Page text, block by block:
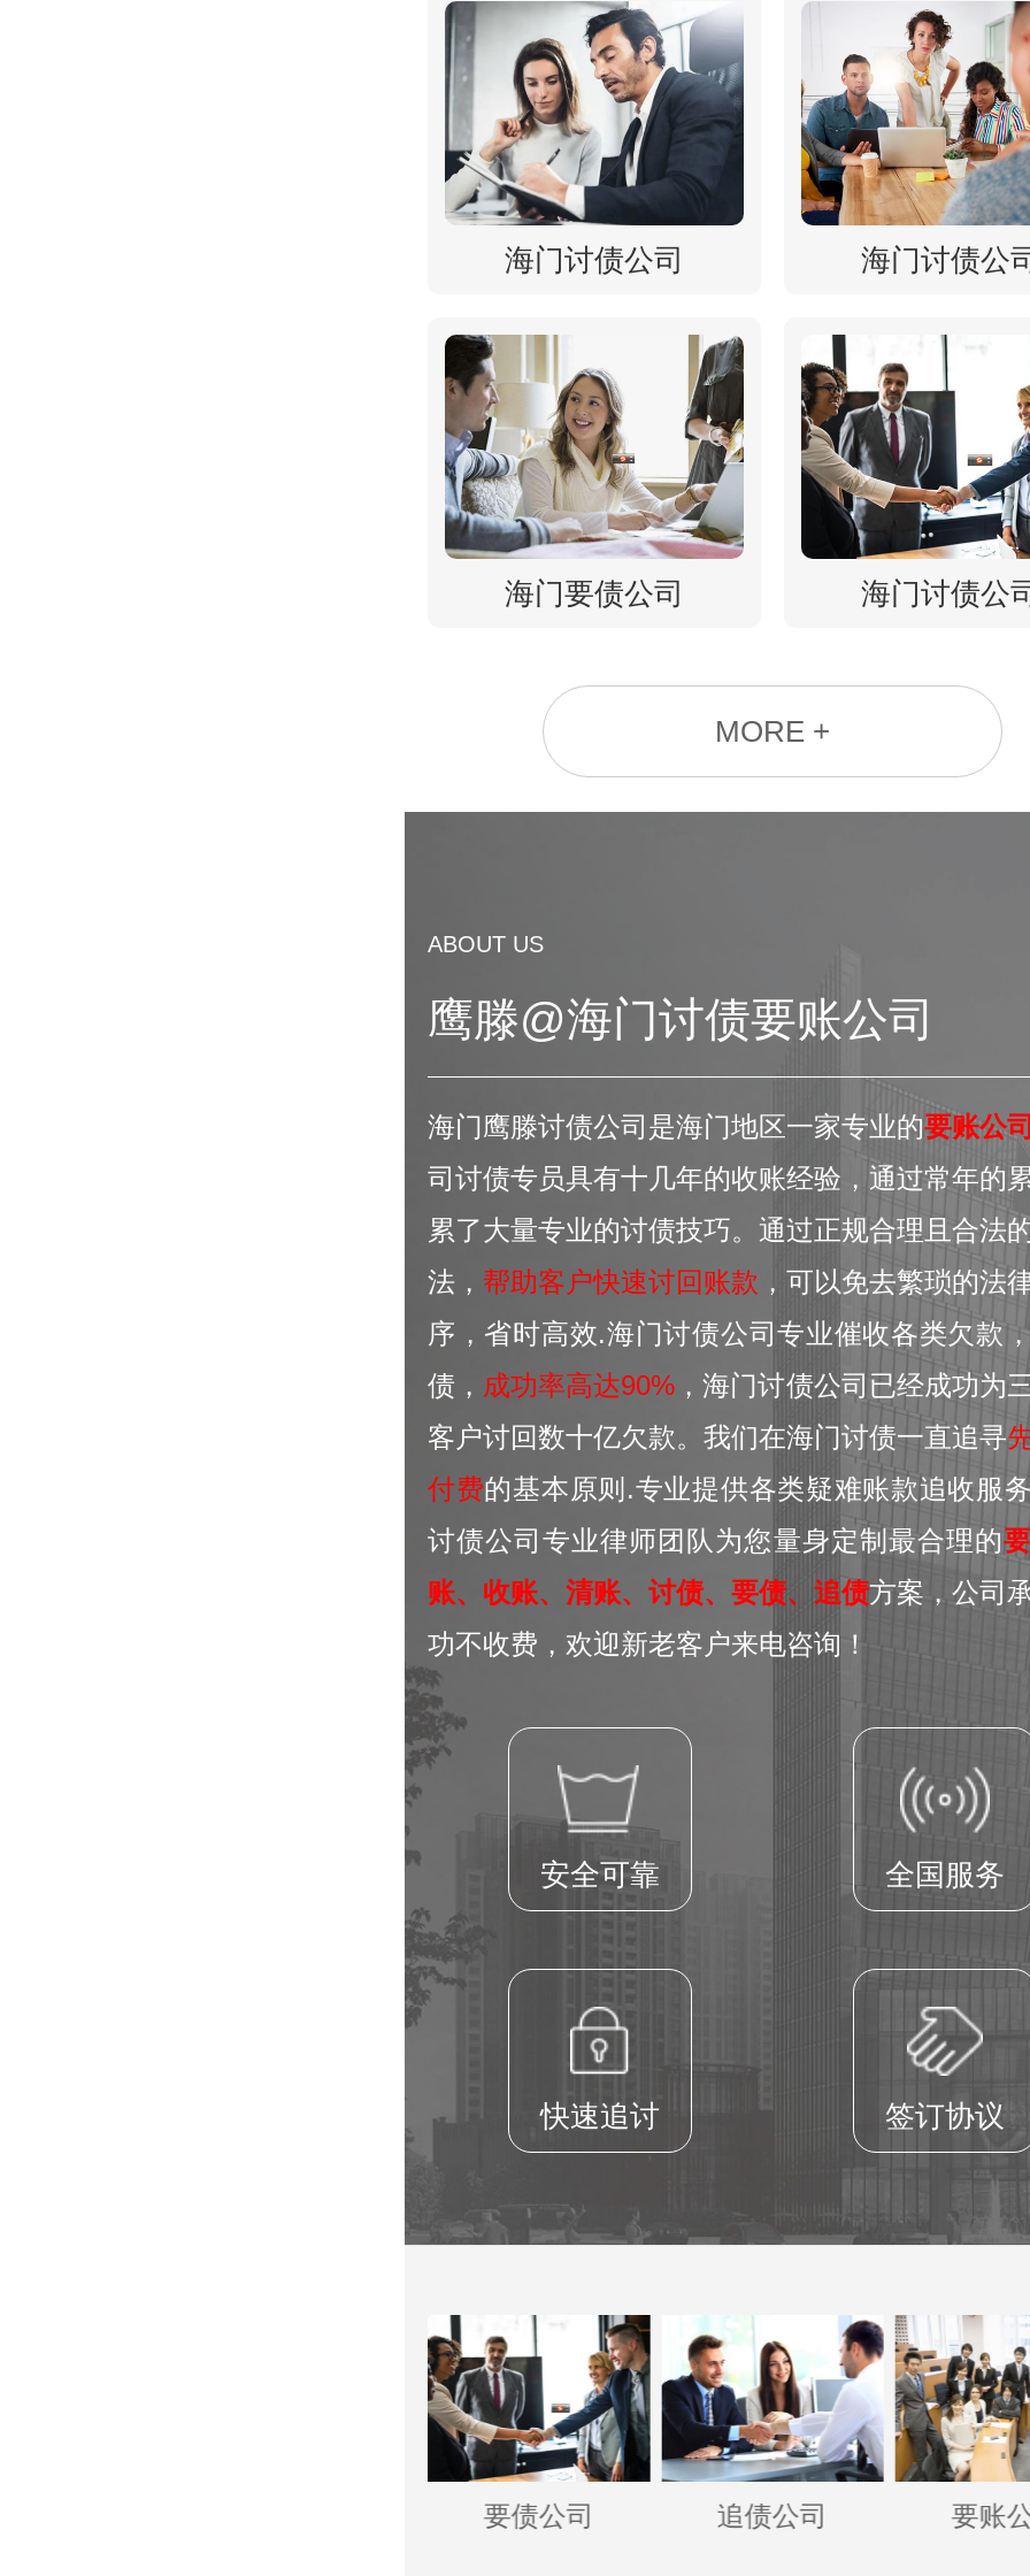
海门讨债公司 海门讨债公
海门要债公司 海门讨债公
MORE +
ABOUT US
鹰滕@海门讨债要账公司
海门鹰滕讨债公司是海门地区一家专业的要账公
司讨债专员具有十几年的收账经验，通过常年的
累了大量专业的讨债技巧。通过正规合理且合法
法， 帮助客户快速讨回账款 ，可以免去繁琐的法
序，省时高效.海门讨债公司专业催收各类欠款
债， 成功率高达90% ，海门讨债公司已经成功为
客户讨回数十亿欠款。我们在海门讨债一直追寻
付费的基本原则.专业提供各类疑难账款追收服
讨债公司专业律师团队为您量身定制最合理的
账、收账、清账、讨债、要债、追债方案，公司
功不收费，欢迎新老客户来电咨询！
安全可靠 全国服务
快速追讨 签订协议
要债公司 追债公司 要账